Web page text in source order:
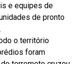
e equipes de
de pronto
o território
foram